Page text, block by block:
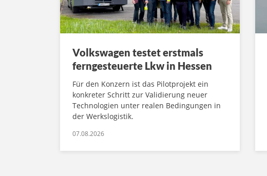
Volkswagen testet erstmals
ferngesteuerte Lkw in Hessen
Für den Konzern ist das Pilotprojekt ein
konkreter Schritt zur Validierung neuer
Technologien unter realen Bedingungen in
der Werkslogistik.
07.08.2026